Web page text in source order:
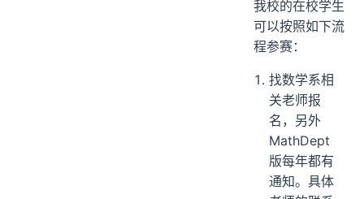
我校的在校学生
可以按照如下流
程参赛：
找数学系相
关老师报
名，另外
MathDept
版每年都有
通知。具体